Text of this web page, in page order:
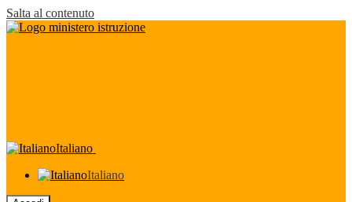
Salta al contenuto
Italiano
Italiano